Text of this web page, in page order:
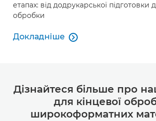
етапах: від додрукарської підготовки
обробки
Докладніше
Докладніше

Дізнайтеся більше про
для кінцевої
широкоформатних